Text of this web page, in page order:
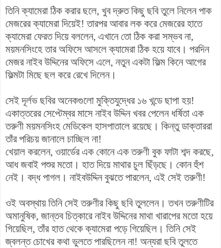
তিনি ক্যামেরা ঠিক করার ছলে, খুব দ্রুত কিছু ছবি তুলে নিলেন পাক
মেজরের ক্যামেরা দিয়েই! তারপর আবার লক করে মেজরের হাতে
ক্যামেরা ফেরত দিয়ে বললেন, এখানে তো ঠিক করা সম্ভব না,
ময়মনসিংহে তার অফিসে আসলে ক্যামেরা ঠিক হয়ে যাবে। পরদিন
মেজর নাইব উদ্দিনের অফিসে এলে, নতুন একটা ফিল্ম কিনে আগের
ফিল্মটা মিছে ছল করে রেখে দিলেন।
সেই দূর্লভ ছবির অনেকগুলো মুক্তিযুদ্ধের ১৬ খন্ডে ছাপা হয়!
একাত্তরের সেপ্টেম্বর মাসে নাইব উদ্দিন খবর পেলেন ধর্ষিতা এক
তরুণী ময়মনসিংহ মেডিকেল হাসপাতালে রয়েছে। কিন্তু ডাক্তাররা
তাঁর পরিচয় জানালে চাচ্ছিল না!
খেয়াল করলেন, ওয়ার্ডের এক কোনে এক তরুণী বুক ফাটা শব্দ করছে,
আধ জবাই পশুর মতো। হাত দিয়ে মাথার চুল ছিঁড়ছে। কোন হুঁশ
নেই। বদ্ধ পাগল। নাইবউদ্দিন বুঝতে পারলেন, এই সেই তরুণী!
ওই অবস্থায় তিনি সেই তরুণীর কিছু ছবি তুললেন। তখন তরুণীটির
অমানুষিক, জান্তব চিত্কারে নাইব উদ্দিনের মাথা খারাপের মতো হয়ে
গিয়েছিল, তাঁর হাত থেকে ক্যামেরা পড়ে গিয়েছিল। তিনি সেই
জ্বলন্ত চোখের কথা ভুলতে পারছিলেন না! অন্যরা ছবি তুলতে